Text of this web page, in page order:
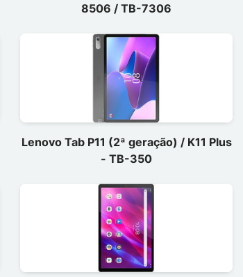
8506 / TB-7306
Lenovo Tab P11 (2ª geração) / K11 Plus
- TB-350